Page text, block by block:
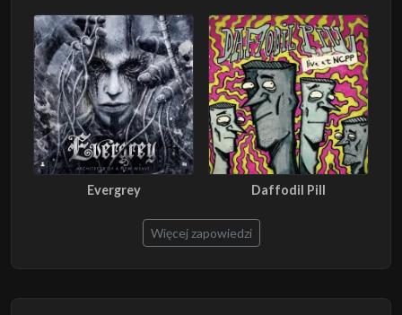
Evergrey Daffodil Pill
Więcej zapowiedzi